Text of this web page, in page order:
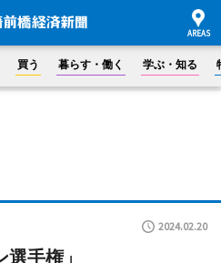
買う 暮らす・働く 学ぶ・知る
2024.02.20
手権」